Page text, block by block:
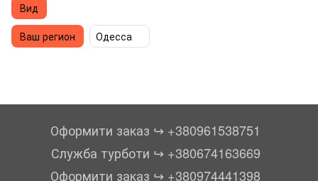
Вид
Ваш регион
Одесса
Оформити заказ ↪︎ +380961538751
Служба турботи ↪︎ +380674163669
Оформити заказ ↪︎ +380974441398